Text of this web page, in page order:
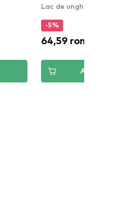
Lac de unghii
-5%
64,59 ron
Adaugă coș